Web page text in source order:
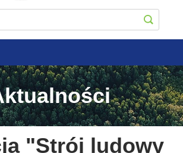
"Strój ludowy